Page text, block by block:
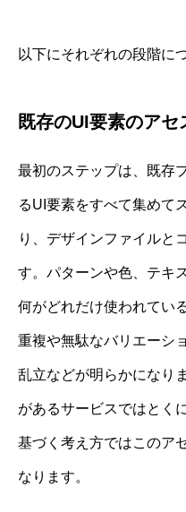
以下にそれぞれの段階に
既存のUI要素のアセ
最初のステップは、既存
るUI要素をすべて集めて
り、デザインファイルと
す。パターンや色、テキ
何がどれだけ使われてい
重複や無駄なバリエーシ
乱立などが明らかになり
があるサービスではとく
基づく考え方ではこのア
なります。